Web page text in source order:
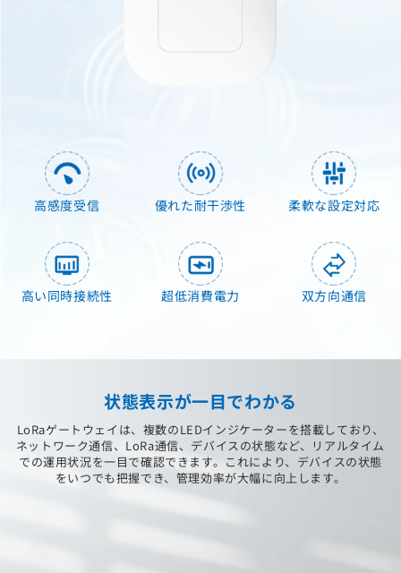
高感度受信 優れた耐干渉性 柔軟な設定対応
高い同時接続性 超低消費電力 双方向通信
状態表示が一目でわかる
LoRaゲートウェイは、複数のLEDインジケーターを搭載しており、
ネットワーク通信、LoRa通信、デバイスの状態など、リアルタイム
での運用状況を一目で確認できます。これにより、デバイスの状態
をいつでも把握でき、管理効率が大幅に向上します。